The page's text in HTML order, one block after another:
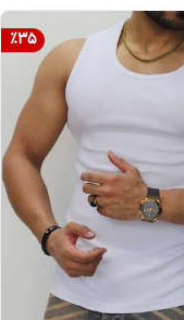
%35